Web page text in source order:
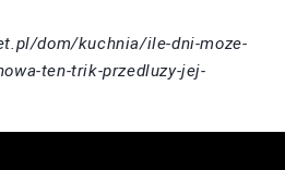
dom/kuchnia/ile-dni-moze-
ten-trik-przedluzy-jej-